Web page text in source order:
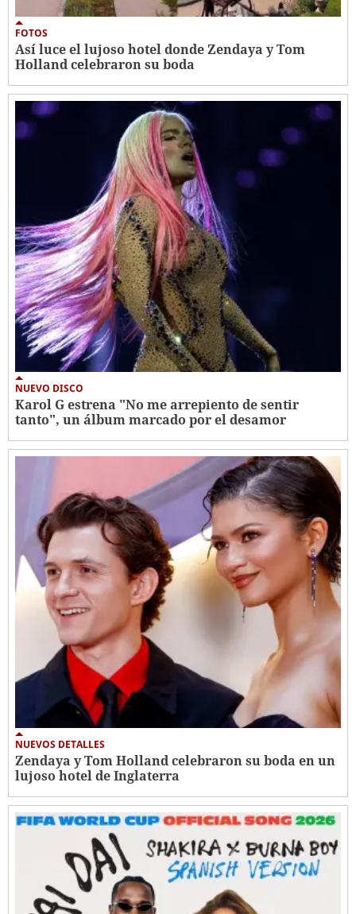
FOTOS
Así luce el lujoso hotel donde Zendaya y Tom
Holland celebraron su boda
NUEVO DISCO
Karol G estrena "No me arrepiento de sentir
tanto", un álbum marcado por el desamor
NUEVOS DETALLES
Zendaya y Tom Holland celebraron su boda en un
lujoso hotel de Inglaterra